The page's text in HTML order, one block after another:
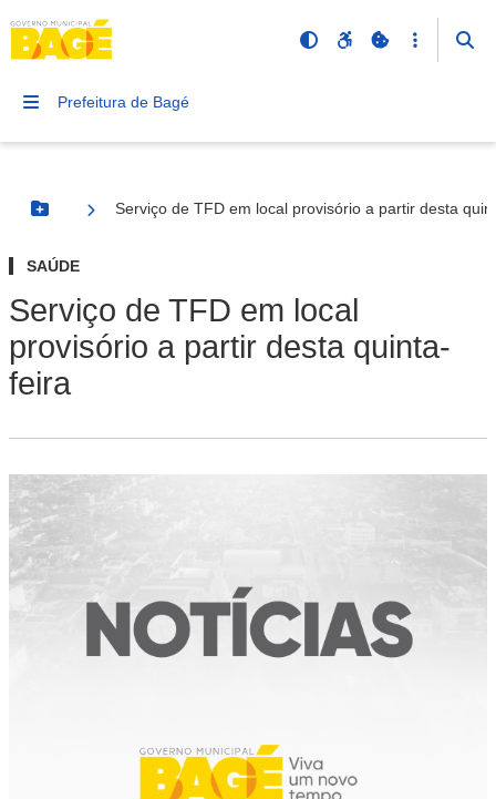
Prefeitura de Bagé
Botão Menu
Serviço de TFD em local provisório a partir desta
SAÚDE
Serviço de TFD em local
provisório a partir desta quinta-
feira